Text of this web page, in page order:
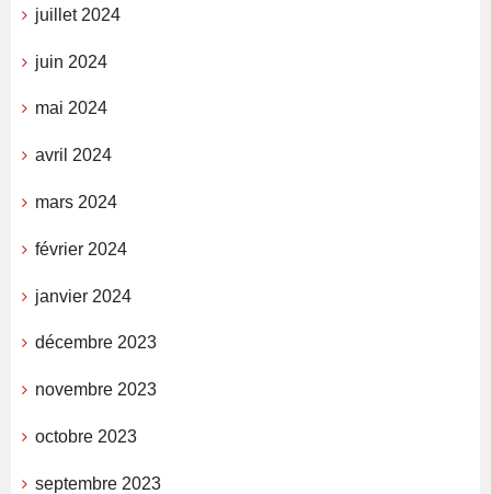
juillet 2024
juin 2024
mai 2024
avril 2024
mars 2024
février 2024
janvier 2024
décembre 2023
novembre 2023
octobre 2023
septembre 2023